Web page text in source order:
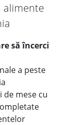
să încerci
a peste
de mese cu